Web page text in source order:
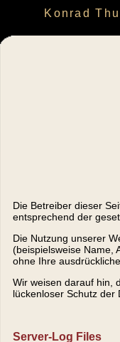
Konrad
Die Betreiber dieser
entsprechend der
Die Nutzung unserer
(beispielsweise Name,
ohne Ihre
Wir weisen darauf hin,
lückenloser Schutz der
Server-Log Files